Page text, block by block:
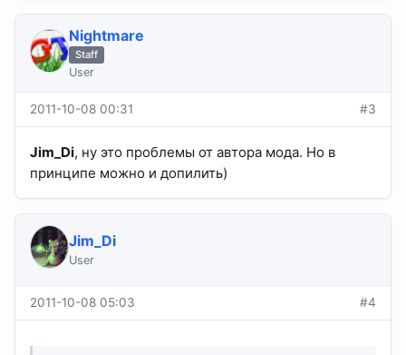
Nightmare
Staff
User
2011-10-08 00:31 #3
Jim_Di, ну это проблемы от автора мода. Но в
принципе можно и допилить)
Jim_Di
User
2011-10-08 05:03 #4